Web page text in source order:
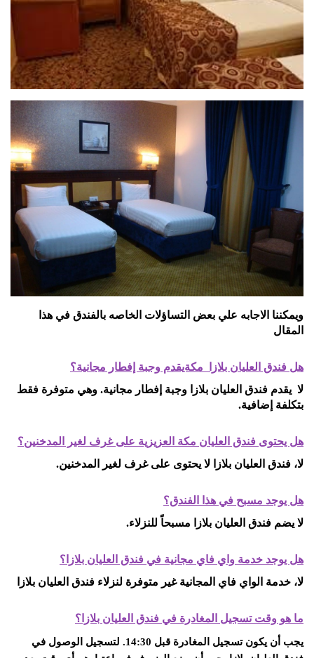
ويمكننا الاجابه علي بعض التساؤلات الخاصه بالفندق في هذا
المقال
هل فندق العليان بلازا مكةيقدم وجبة إفطار مجانية؟
لا يقدم فندق العليان بلازا وجبة إفطار مجانية. وهي متوفرة فقط
بتكلفة إضافية.
هل يحتوى فندق العليان مكة العزيزية على غرف لغير المدخنين؟
لا، فندق العليان بلازا لا يحتوى على غرف لغير المدخنين.
هل يوجد مسبح في هذا الفندق؟
لا يضم فندق العليان بلازا مسبحاً للنزلاء.
هل يوجد خدمة واي فاي مجانية في فندق العليان بلازا؟
لا، خدمة الواي فاي المجانية غير متوفرة لنزلاء فندق العليان بلازا
ما هو وقت تسجيل المغادرة في فندق العليان بلازا؟
يجب أن يكون تسجيل المغادرة قبل 14:30. لتسجيل الوصول في